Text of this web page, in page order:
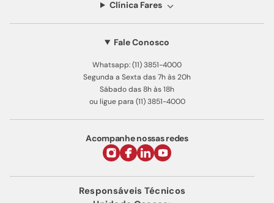
Clínica Fares
Fale Conosco
Whatsapp: (11) 3851-4000
Segunda a Sexta das 7h às 20h
Sábado das 8h às 18h
ou ligue para (11) 3851-4000
Acompanhe nossas redes
Responsáveis Técnicos